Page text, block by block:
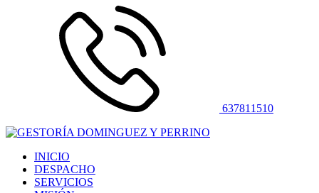
637811510
INICIO
DESPACHO
SERVICIOS